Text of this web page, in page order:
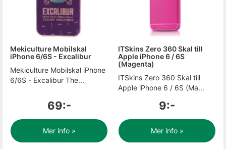
Mekiculture Mobilskal
iPhone 6/6S - Excalibur
Mekiculture Mobilskal iPhone
6/6S - Excalibur The...
69:-
Mer info »
ITSkins Zero 360 Skal till
Apple iPhone 6 / 6S
(Magenta)
ITSkins Zero 360 Skal till
Apple iPhone 6 / 6S (Ma...
9:-
Mer info »